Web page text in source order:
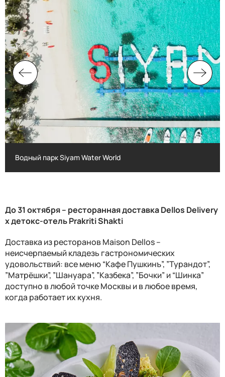
Водный парк Siyam Water World
До 31 октября – ресторанная доставкаDellos Delivery
xдетокс-отельPrakriti Shakti
Доставка из ресторановMaison Dellos–
неисчерпаемый кладезь гастрономических
удовольствий: все меню “Кафе Пушкинъ”, ”Турандот”,
”Матрёшки”, ”Шануара”, ”Казбека”, ”Бочки” и “Шинка”
доступно в любой точке Москвы и в любое время,
когда работает их кухня.